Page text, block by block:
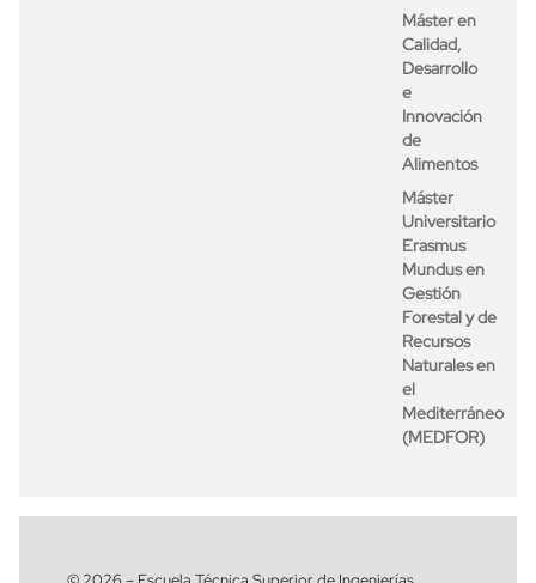
Máster en
Calidad,
Desarrollo
e
Innovación
de
Alimentos
Máster
Universitario
Erasmus
Mundus en
Gestión
Forestal y de
Recursos
Naturales en
el
Mediterráneo
(MEDFOR)